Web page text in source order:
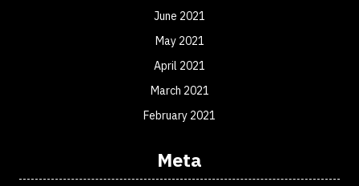
June 2021
May 2021
April 2021
March 2021
February 2021
Meta